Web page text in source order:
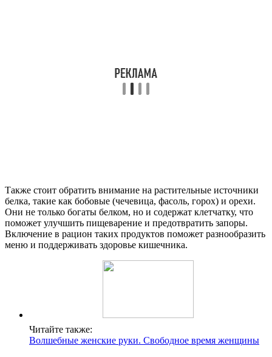
Также стоит обратить внимание на растительные источники
белка, такие как бобовые (чечевица, фасоль, горох) и орехи.
Они не только богаты белком, но и содержат клетчатку, что
поможет улучшить пищеварение и предотвратить запоры.
Включение в рацион таких продуктов поможет разнообразить
меню и поддерживать здоровье кишечника.
Читайте также:
Волшебные женские руки. Свободное время женщины